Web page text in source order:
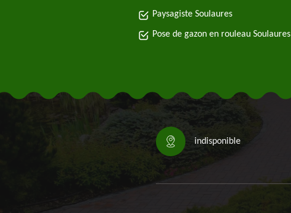
Paysagiste Soulaures
Pose de gazon en rouleau Soulaures
indisponible